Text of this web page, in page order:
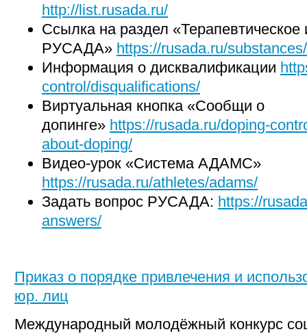
http://list.rusada.ru/
Ссылка на раздел «Терапевтическое
РУСАДА» https://rusada.ru/
Информация о дисквалификации
control/disqualifications/
Виртуальная кнопка «Сообщи о
допинге» https://rusada.ru/doping-
about-doping/
Видео-урок «Система АДАМС»
https://rusada.ru/athletes/adams/
Задать вопрос РУСАДА: https://
answers/
Приказ о порядке привлечения и
юр. лиц
Международный молодёжный конкурс